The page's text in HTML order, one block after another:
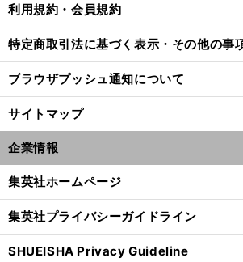
】
ナ
』
利用規約・会員規約
特定商取引法に基づく表示・その他の事
ブラウザプッシュ通知について
サイトマップ
企業情報
集英社ホームページ
集英社プライバシーガイドライン
SHUEISHA Privacy Guideline